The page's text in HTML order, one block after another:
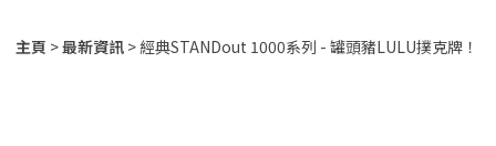
主頁 最新資訊 經典STANDout 1000系列 - 罐頭豬LULU撲克牌！